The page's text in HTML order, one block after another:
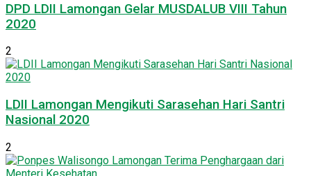
DPD LDII Lamongan Gelar MUSDALUB VIII Tahun
2020
2
LDII Lamongan Mengikuti Sarasehan Hari Santri
Nasional 2020
2